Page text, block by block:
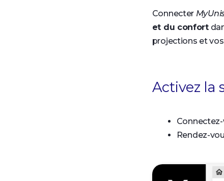
Connecter
et du confort
projections et
Activez la
Rendez-